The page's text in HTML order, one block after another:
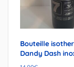
Bouteille
Dandy Dash